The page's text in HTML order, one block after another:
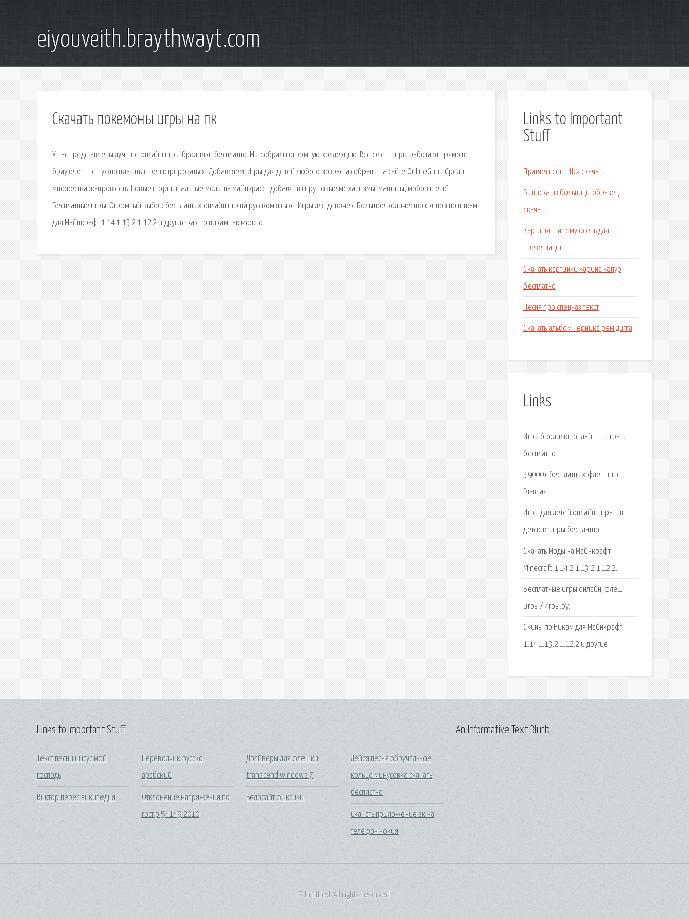
eiyouveith.braythwayt.com
Скачать покемоны игры на пк
У нас представлены лучшие онлайн игры бродилки бесплатно. Мы собрали огромную коллекцию. Все флеш игры работают прямо в
браузере - не нужно платить и регистрироваться. Добавляем. Игры для детей любого возраста собраны на сайте OnlineGuru. Среди
множества жанров есть. Новые и оригинальные моды на майнкрафт, добавят в игру новые механизмы, машины, мобов и ещё.
Бесплатные игры. Огромный выбор бесплатных онлайн игр на русском языке. Игры для девочек. Большое количество скинов по никам
для Майнкрафт 1.14 1.13.2 1.12.2 и другие как по никам так можно.
Links to Important
Stuff
Пратчетт финт fb2 скачать
Выписка из больницы образец
скачать
Картинки на тему осень для
презентации
Скачать картинки карина капур
бесплатно
Песня про спецназ текст
Скачать альбом черника рем дигга
Links
Игры бродилки онлайн — играть
бесплатно.
39000+ бесплатных флеш игр.
Главная.
Игры для детей онлайн, играть в
детские игры бесплатно.
Скачать Моды на Майнкрафт
Minecraft 1.14.2 1.13.2 1.12.2.
Бесплатные игры онлайн, флеш
игры / Игры.ру.
Скины по Никам для Майнкрафт
1.14 1.13.2 1.12.2 и другие.
Links to Important Stuff
Текст песни иисус мой
господь
Виктор перес википедия
Переводчик русско
арабский
Отклонение напряжения по
гост р 54149 2010
Драйверы для флешки
transcend windows 7
Велосайт фиксики
Лейся песня обручальное
кольцо минусовка скачать
бесплатно
Скачать приложение вк на
телефон нокия
An Informative Text Blurb
© Untitled. All rights reserved.